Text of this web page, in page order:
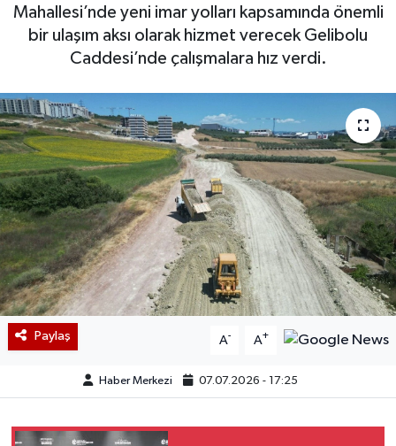
Mahallesi’nde yeni imar yolları kapsamında önemli
bir ulaşım aksı olarak hizmet verecek Gelibolu
Caddesi’nde çalışmalara hız verdi.
Paylaş A- A+
Haber Merkezi 07.07.2026 - 17:25
Haber Arşivi